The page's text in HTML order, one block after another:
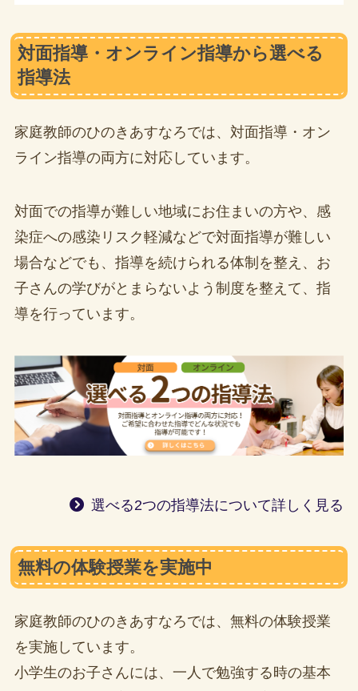
対面指導・オンライン指導から選べる
指導法
家庭教師のひのきあすなろでは、対面指導・オン
ライン指導の両方に対応しています。
対面での指導が難しい地域にお住まいの方や、感
染症への感染リスク軽減などで対面指導が難しい
場合などでも、指導を続けられる体制を整え、お
子さんの学びがとまらないよう制度を整えて、指
導を行っています。
選べる2つの指導法について詳しく見る
無料の体験授業を実施中
家庭教師のひのきあすなろでは、無料の体験授業
を実施しています。
小学生のお子さんには、一人で勉強する時の基本